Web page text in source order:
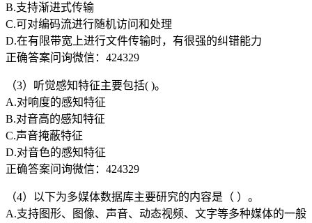
B.支持渐进式传输
C.可对编码流进行随机访问和处理
D.在有限带宽上进行文件传输时，有很强的纠错能力
正确答案问询微信：424329
（3）听觉感知特征主要包括( )。
A.对响度的感知特征
B.对音高的感知特征
C.声音掩蔽特征
D.对音色的感知特征
正确答案问询微信：424329
（4）以下为多媒体数据库主要研究的内容是（ ）。
A.支持图形、图像、声音、动态视频、文字等多种媒体的一般